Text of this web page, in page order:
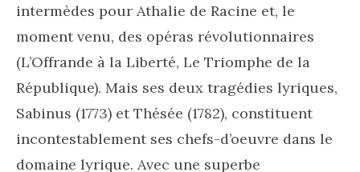
intermèdes pour Athalie de Racine et, le
moment venu, des opéras révolutionnaires
(L’Offrande à la Liberté, Le Triomphe de la
République). Mais ses deux tragédies lyriques,
Sabinus (1773) et Thésée (1782), constituent
incontestablement ses chefs-d’oeuvre dans le
domaine lyrique. Avec une superbe